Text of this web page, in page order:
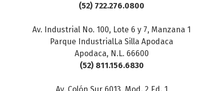
(52) 722.276.0800
Av. Industrial No. 100, Lote 6 y 7, Manzana 1
Parque IndustrialLa Silla Apodaca
Apodaca, N.L. 66600
(52) 811.156.6830